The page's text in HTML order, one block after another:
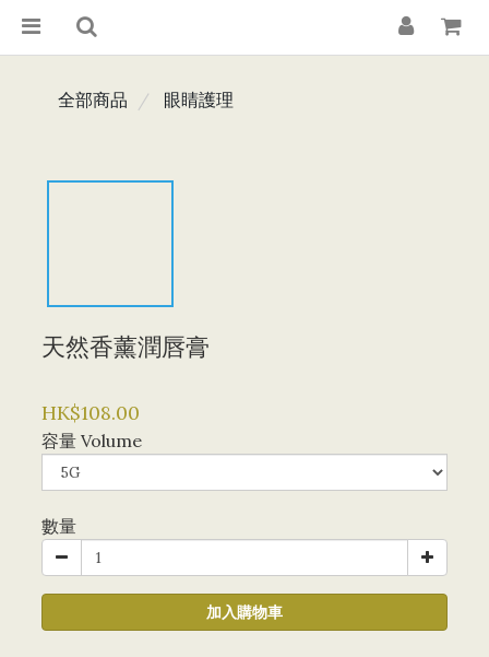
全部商品 眼睛護理
天然香薰潤唇膏
HK$108.00
容量 Volume
數量
加入購物車